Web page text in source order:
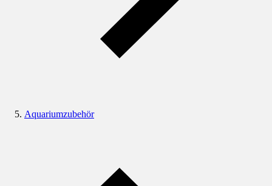
Aquariumzubehör